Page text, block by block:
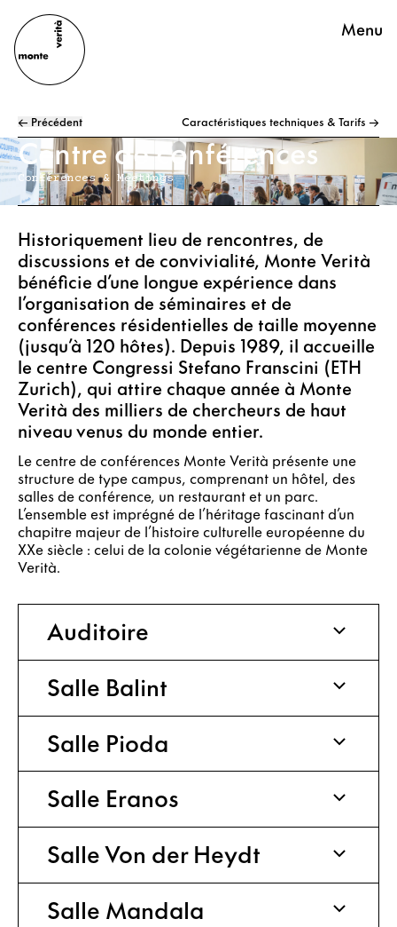
Menu
← Précédent Caractéristiques techniques & Tarifs →
Centre de conférences
Conférences & Meetings
Historiquement lieu de rencontres, de
discussions et de convivialité, Monte Verità
bénéficie d’une longue expérience dans
l’organisation de séminaires et de
conférences résidentielles de taille moyenne
(jusqu’à 120 hôtes). Depuis 1989, il accueille
le centre Congressi Stefano Franscini (ETH
Zurich), qui attire chaque année à Monte
Verità des milliers de chercheurs de haut
niveau venus du monde entier.
Le centre de conférences Monte Verità présente une
structure de type campus, comprenant un hôtel, des
salles de conférence, un restaurant et un parc.
L’ensemble est imprégné de l’héritage fascinant d’un
chapitre majeur de l’histoire culturelle européenne du
XXe siècle : celui de la colonie végétarienne de Monte
Verità.
Auditoire
Salle Balint
Salle Pioda
Salle Eranos
Salle Von der Heydt
Salle Mandala